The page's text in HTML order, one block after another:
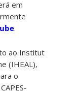
em
.
ao Institut
(IHEAL),
o